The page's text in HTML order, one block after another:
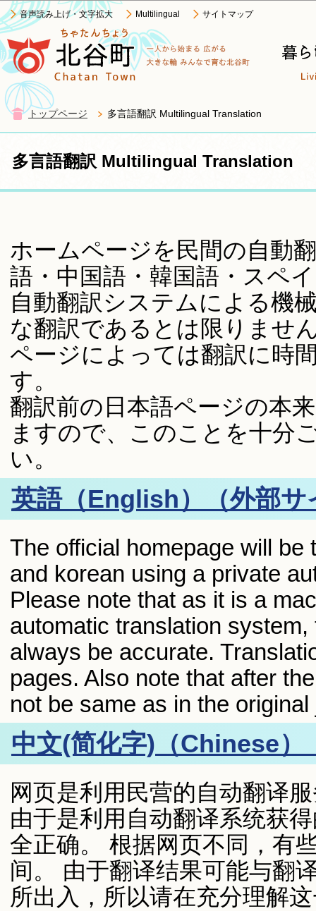
音声読み上げ・文字拡大 Multilingual サイトマップ
トップページ 多言語翻訳 Multilingual Translation
多言語翻訳 Multilingual Translation
ホームページを民間の自動
語・中国語・韓国語・スペ
自動翻訳システムによる機
な翻訳であるとは限りませ
ページによっては翻訳に時
す。
翻訳前の日本語ページの本
ますので、このことを十分
い。
英語（English）（外部サ
The official homepage will
and korean using a private
Please note that as it is a
automatic translation
always be accurate.
pages. Also note that after
not be same as in the
中文(简化字)（Chinese）
网页是利用民营的自动翻译
由于是利用自动翻译系统获
全正确。 根据网页不同，有
间。 由于翻译结果可能与翻
所出入，所以请在充分理解